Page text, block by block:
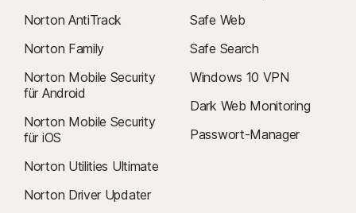
Norton AntiTrack
Norton Family
Norton Mobile Security
für Android
Norton Mobile Security
für iOS
Norton Utilities Ultimate
Norton Driver Updater
Safe Web
Safe Search
Windows 10 VPN
Dark Web Monitoring
Passwort-Manager